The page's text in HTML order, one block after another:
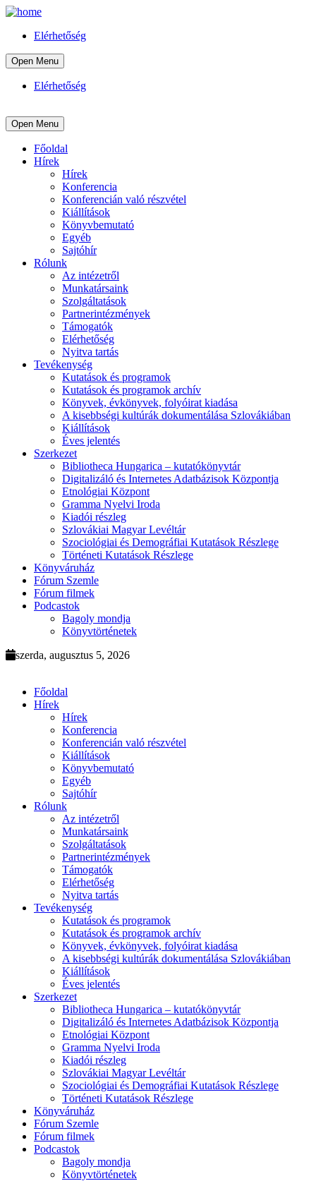
Elérhetőség
Open Menu
Elérhetőség
Open Menu
Főoldal
Hírek
Hírek
Konferencia
Konferencián való részvétel
Kiállítások
Könyvbemutató
Egyéb
Sajtóhír
Rólunk
Az intézetről
Munkatársaink
Szolgáltatások
Partnerintézmények
Támogatók
Elérhetőség
Nyitva tartás
Tevékenység
Kutatások és programok
Kutatások és programok archív
Könyvek, évkönyvek, folyóirat kiadása
A kisebbségi kultúrák dokumentálása Szlovákiában
Kiállítások
Éves jelentés
Szerkezet
Bibliotheca Hungarica – kutatókönyvtár
Digitalizáló és Internetes Adatbázisok Központja
Etnológiai Központ
Gramma Nyelvi Iroda
Kiadói részleg
Szlovákiai Magyar Levéltár
Szociológiai és Demográfiai Kutatások Részlege
Történeti Kutatások Részlege
Könyváruház
Fórum Szemle
Fórum filmek
Podcastok
Bagoly mondja
Könyvtörténetek
szerda, augusztus 5, 2026
Főoldal
Hírek
Hírek
Konferencia
Konferencián való részvétel
Kiállítások
Könyvbemutató
Egyéb
Sajtóhír
Rólunk
Az intézetről
Munkatársaink
Szolgáltatások
Partnerintézmények
Támogatók
Elérhetőség
Nyitva tartás
Tevékenység
Kutatások és programok
Kutatások és programok archív
Könyvek, évkönyvek, folyóirat kiadása
A kisebbségi kultúrák dokumentálása Szlovákiában
Kiállítások
Éves jelentés
Szerkezet
Bibliotheca Hungarica – kutatókönyvtár
Digitalizáló és Internetes Adatbázisok Központja
Etnológiai Központ
Gramma Nyelvi Iroda
Kiadói részleg
Szlovákiai Magyar Levéltár
Szociológiai és Demográfiai Kutatások Részlege
Történeti Kutatások Részlege
Könyváruház
Fórum Szemle
Fórum filmek
Podcastok
Bagoly mondja
Könyvtörténetek